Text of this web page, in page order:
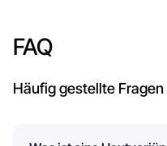
FAQ
Häufig gestellte Fragen